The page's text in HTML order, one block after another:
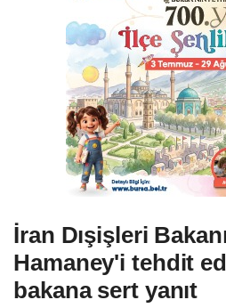
İran Dışişleri
Hamaney'i tehdit
bakana sert yanıt